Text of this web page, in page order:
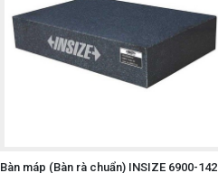
Bàn máp (Bàn rà chuẩn) INSIZE 6900-142